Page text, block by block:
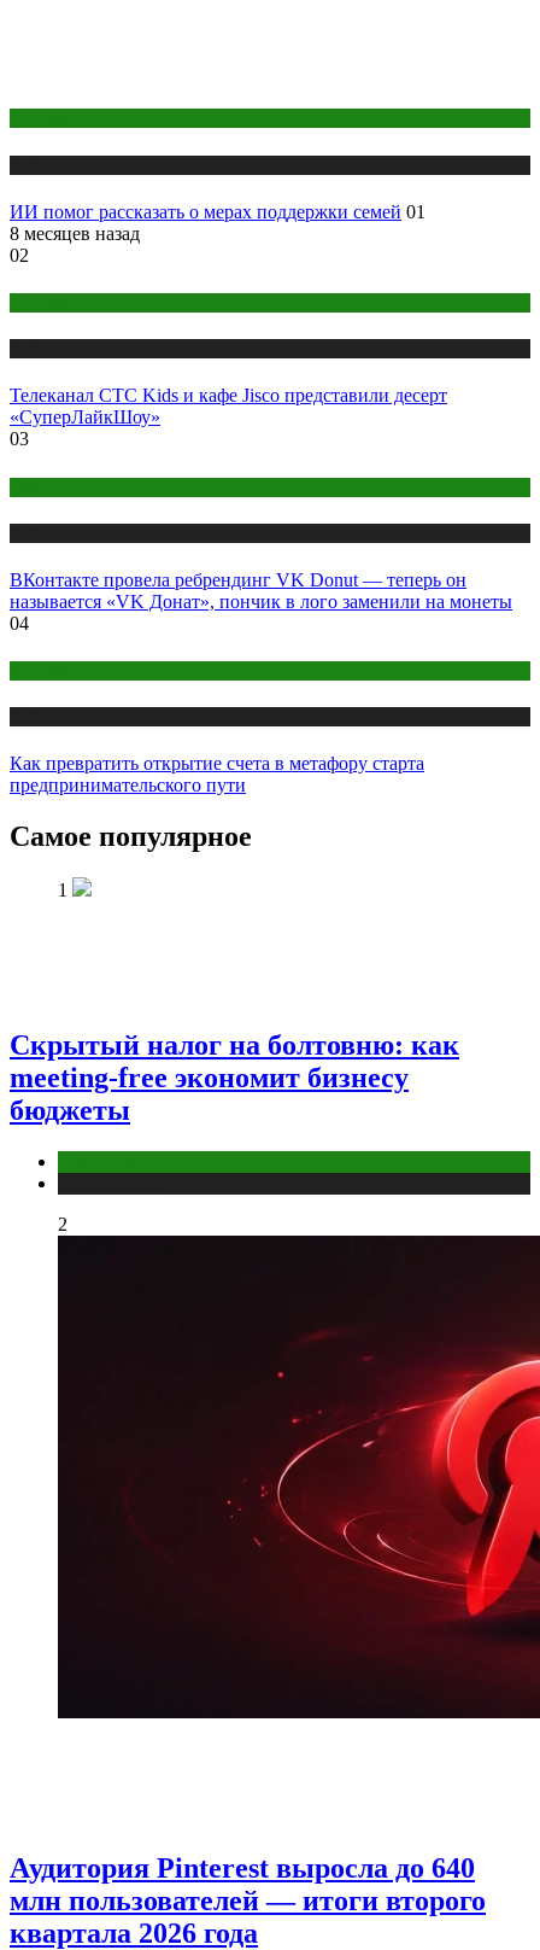
ИИ помог рассказать о мерах поддержки семей 01
8 месяцев назад
02
Телеканал СТС Kids и кафе Jisco представили десерт
«СуперЛайкШоу»
03
ВКонтакте провела ребрендинг VK Donut — теперь он
называется «VK Донат», пончик в лого заменили на монеты
04
Как превратить открытие счета в метафору старта
предпринимательского пути
Самое популярное
1
Скрытый налог на болтовню: как
meeting-free экономит бизнесу
бюджеты
2
Аудитория Pinterest выросла до 640
млн пользователей — итоги второго
квартала 2026 года